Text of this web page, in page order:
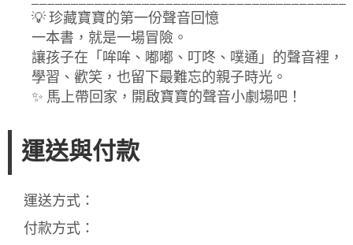
💡 珍藏寶寶的第一份聲音回憶
一本書，就是一場冒險。
讓孩子在「哞哞、嘟嘟、叮咚、噗通」的聲音裡，
學習、歡笑，也留下最難忘的親子時光。
✨ 馬上帶回家，開啟寶寶的聲音小劇場吧！
運送與付款
運送方式：
付款方式：